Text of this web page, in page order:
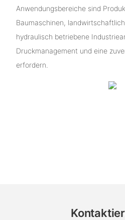
Anwendungsbereiche sind
Baumaschinen,
hydraulisch betriebene
Druckmanagement und eine
erfordern.